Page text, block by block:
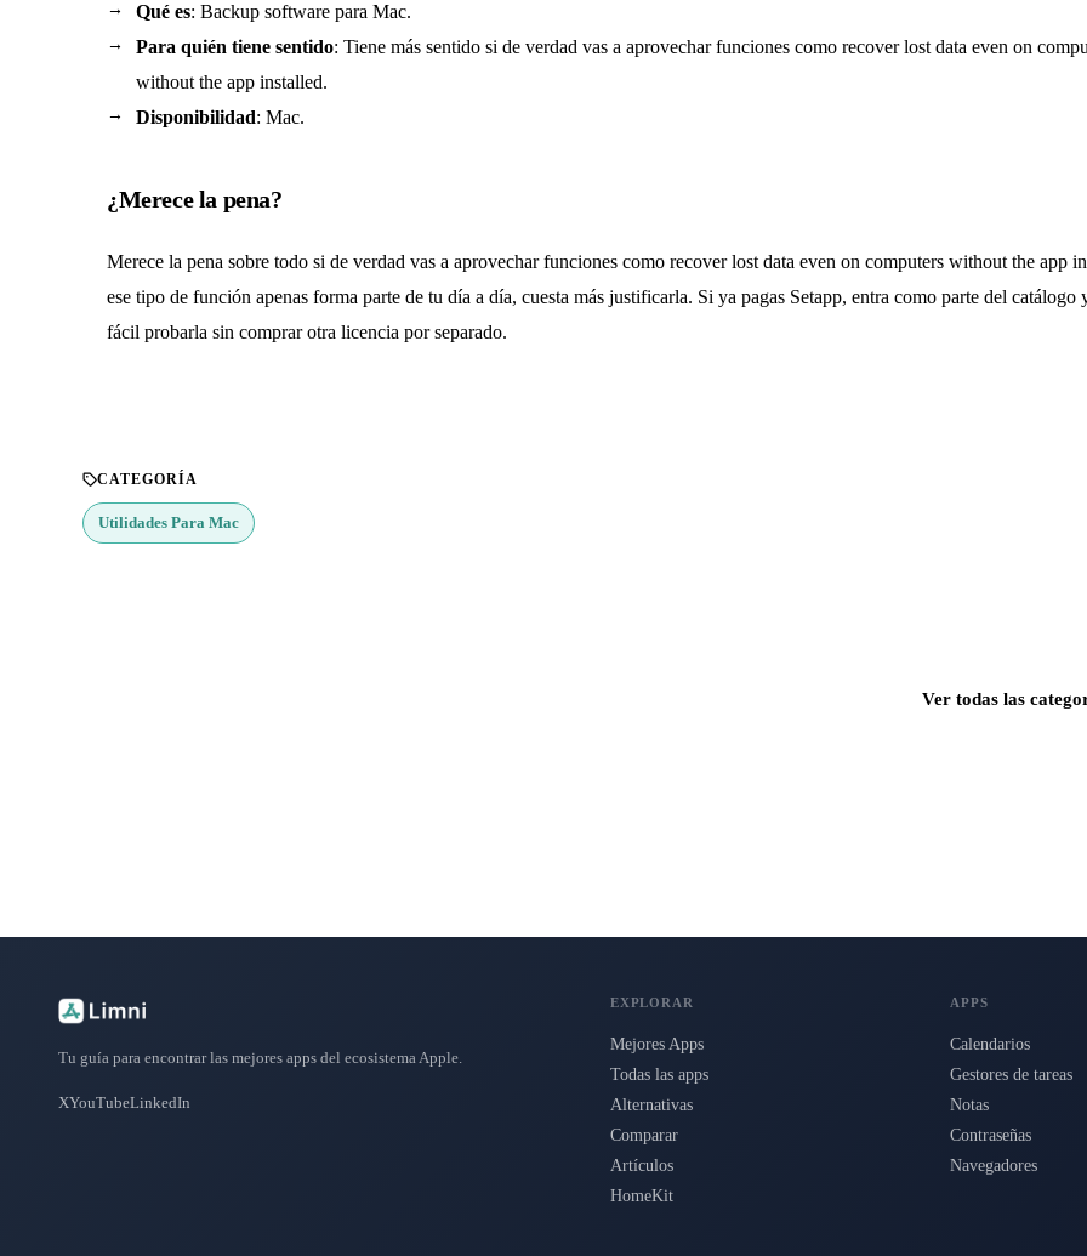
Qué es: Backup software para Mac.
Para quién tiene sentido: Tiene más sentido si de verdad vas a aprovechar funciones como recover lost data even on
without the app installed.
Disponibilidad: Mac.
¿Merece la pena?
Merece la pena sobre todo si de verdad vas a aprovechar funciones como recover lost data even on computers without the app
ese tipo de función apenas forma parte de tu día a día, cuesta más justificarla. Si ya pagas Setapp, entra como parte del catálogo
fácil probarla sin comprar otra licencia por separado.
CATEGORÍA
Utilidades Para Mac
Ver todas las
Tu guía para encontrar las mejores apps del ecosistema Apple.
XYouTubeLinkedIn
EXPLORAR
Mejores Apps
Todas las apps
Alternativas
Comparar
Artículos
HomeKit
APPS
Calendarios
Gestores de tareas
Notas
Contraseñas
Navegadores